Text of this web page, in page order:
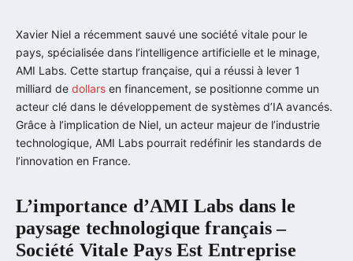
Xavier Niel a récemment sauvé une société vitale pour le
pays, spécialisée dans l’intelligence artificielle et le minage,
AMI Labs. Cette startup française, qui a réussi à lever 1
milliard de dollars en financement, se positionne comme un
acteur clé dans le développement de systèmes d’IA avancés.
Grâce à l’implication de Niel, un acteur majeur de l’industrie
technologique, AMI Labs pourrait redéfinir les standards de
l’innovation en France.
L’importance d’AMI Labs dans le
paysage technologique français –
Société Vitale Pays Est Entreprise